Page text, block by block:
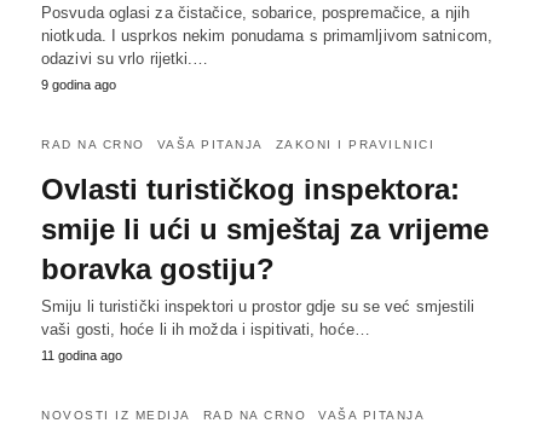
Posvuda oglasi za čistačice, sobarice, pospremačice, a njih
niotkuda. I usprkos nekim ponudama s primamljivom satnicom,
odazivi su vrlo rijetki.…
9 godina ago
RAD NA CRNO VAŠA PITANJA ZAKONI I PRAVILNICI
Ovlasti turističkog inspektora:
smije li ući u smještaj za vrijeme
boravka gostiju?
Smiju li turistički inspektori u prostor gdje su se već smjestili
vaši gosti, hoće li ih možda i ispitivati, hoće…
11 godina ago
NOVOSTI IZ MEDIJA RAD NA CRNO VAŠA PITANJA